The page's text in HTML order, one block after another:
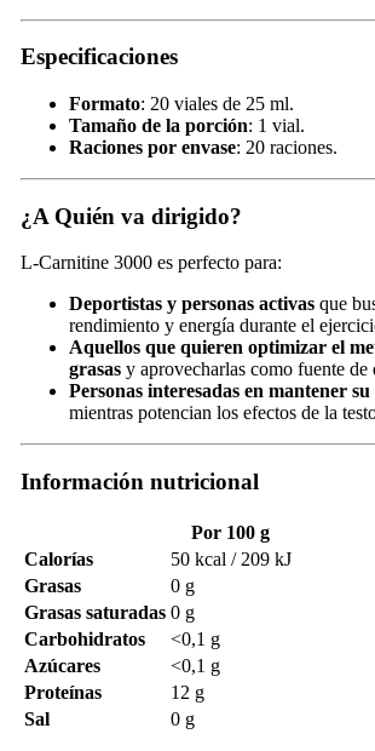
Especificaciones
Formato: 20 viales de 25 ml.
Tamaño de la porción: 1 vial.
Raciones por envase: 20 raciones.
¿A Quién va dirigido?
L-Carnitine 3000 es perfecto para:
Deportistas y personas activasque
rendimiento y energía durante el
Aquellos que quieren optimizar el
grasasy aprovecharlas como fuente de
Personas interesadas en mantener
mientras potencian los efectos de la
Información nutricional
Por 100 g
Calorías
50 kcal / 209 kJ
Grasas
0 g
Grasas saturadas 0 g
Carbohidratos
<0,1 g
Azúcares
<0,1 g
Proteínas
12 g
Sal
0 g